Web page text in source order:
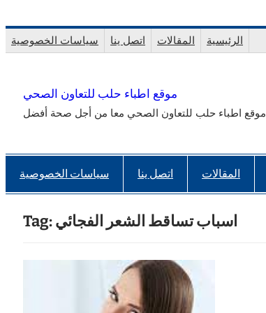
to
content
سياسات الخصوصية اتصل ينا المقالات الرئيسية
موقع اطباء حلب للتعاون الصحي
موقع اطباء حلب للتعاون الصحي معا من أجل صحة أفضل
سياسات الخصوصية اتصل ينا المقالات
Tag:اسباب تساقط الشعر الفجائي